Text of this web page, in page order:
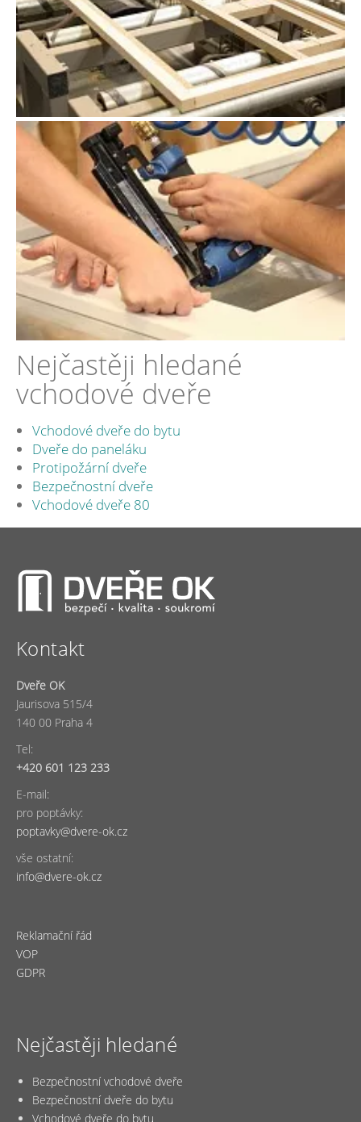
Nejčastěji hledané
vchodové dveře
Vchodové dveře do bytu
Dveře do paneláku
Protipožární dveře
Bezpečnostní dveře
Vchodové dveře 80
Kontakt
Dveře OK
Jaurisova 515/4
140 00 Praha 4
Tel:
+420 601 123 233
E-mail:
pro poptávky:
poptavky@dvere-ok.cz
vše ostatní:
info@dvere-ok.cz
Reklamační řád
VOP
GDPR
Nejčastěji hledané
Bezpečnostní vchodové dveře
Bezpečnostní dveře do bytu
Vchodové dveře do bytu